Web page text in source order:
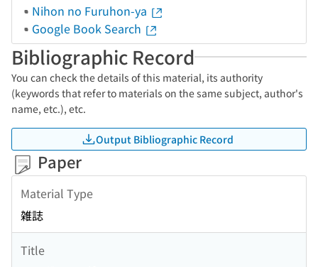
Nihon no Furuhon-ya
Google Book Search
Bibliographic Record
You can check the details of this material, its authority
(keywords that refer to materials on the same subject, author's
name, etc.), etc.
Output Bibliographic Record
Paper
Material Type
雑誌
Title